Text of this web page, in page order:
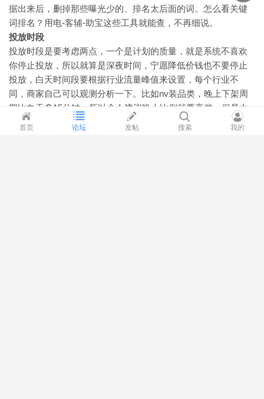
据出来后，删掉那些曝光少的、排名太后面的词。怎么看关键
词排名？用电-客辅-助宝这些工具就能查，不再细说。
投放时段
投放时段是要考虑两点，一个是计划的质量，就是系统不喜欢
你停止投放，所以就算是深夜时间，宁愿降低价钱也不要停止
投放，白天时间段要根据行业流量峰值来设置，每个行业不
同，商家自己可以观测分析一下。比如nv装品类，晚上下架周
期比白天多15分钟，所以个人建议晚上比例就要高些。但是太
阳镜这种属于到了要用时才会想到的产品，基本是要白天且天
首页 论坛 发帖 搜索 我的